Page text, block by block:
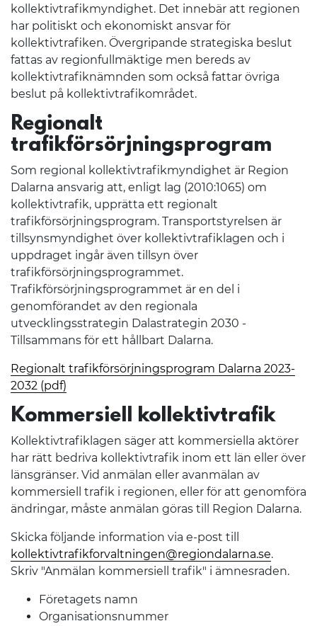
kollektivtrafikmyndighet. Det innebär att regionen
har politiskt och ekonomiskt ansvar för
kollektivtrafiken. Övergripande strategiska beslut
fattas av regionfullmäktige men bereds av
kollektivtrafiknämnden som också fattar övriga
beslut på kollektivtrafikområdet.
Regionalt
trafikförsörjningsprogram
Som regional kollektivtrafikmyndighet är Region
Dalarna ansvarig att, enligt lag (2010:1065) om
kollektivtrafik, upprätta ett regionalt
trafikförsörjningsprogram. Transportstyrelsen är
tillsynsmyndighet över kollektivtrafiklagen och i
uppdraget ingår även tillsyn över
trafikförsörjningsprogrammet.
Trafikförsörjningsprogrammet är en del i
genomförandet av den regionala
utvecklingsstrategin Dalastrategin 2030 -
Tillsammans för ett hållbart Dalarna.
Regionalt trafikförsörjningsprogram Dalarna 2023-
2032 (pdf)
Kommersiell kollektivtrafik
Kollektivtrafiklagen säger att kommersiella aktörer
har rätt bedriva kollektivtrafik inom ett län eller över
länsgränser. Vid anmälan eller avanmälan av
kommersiell trafik i regionen, eller för att genomföra
ändringar, måste anmälan göras till Region Dalarna.
Skicka följande information via e-post till
kollektivtrafikforvaltningen@regiondalarna.se.
Skriv "Anmälan kommersiell trafik" i ämnesraden.
Företagets namn
Organisationsnummer